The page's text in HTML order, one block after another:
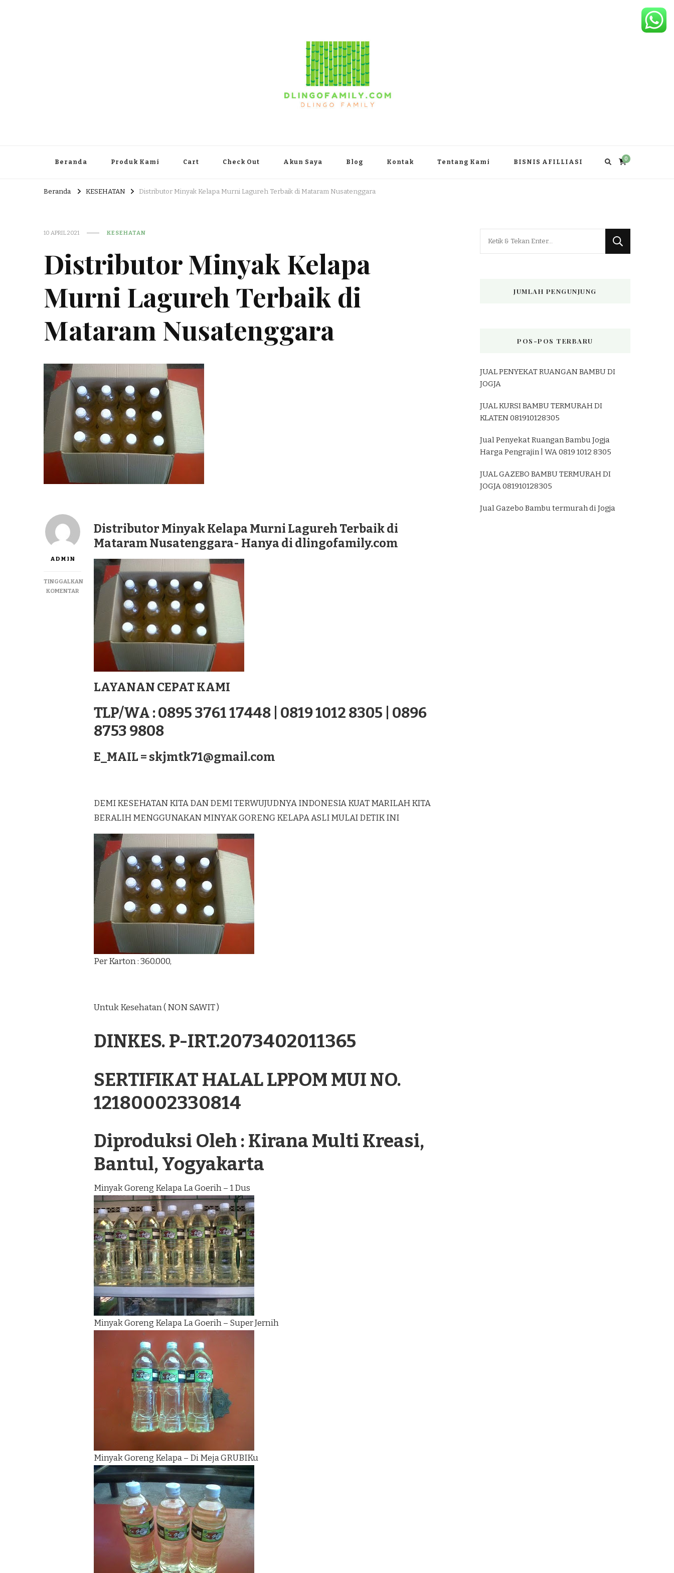
Beranda Produk Kami Cart Check Out Akun Saya Blog Kontak Tentang Kami BISNIS AFILLIASI 0
Beranda KESEHATAN Distributor Minyak Kelapa Murni Lagureh Terbaik di Mataram Nusatenggara
10 APRIL 2021 KESEHATAN
Distributor Minyak Kelapa
Murni Lagureh Terbaik di
Mataram Nusatenggara
ADMIN
TINGGALKAN
KOMENTARPADA
DISTRIBUTOR
MINYAK
KELAPA
MURNI
Distributor Minyak Kelapa Murni Lagureh Terbaik di
Mataram Nusatenggara- Hanya di dlingofamily.com
LAYANAN CEPAT KAMI
TLP/WA : 0895 3761 17448 | 0819 1012 8305 | 0896
8753 9808
E_MAIL = skjmtk71@gmail.com
DEMI KESEHATAN KITA DAN DEMI TERWUJUDNYA INDONESIA KUAT MARILAH KITA
BERALIH MENGGUNAKAN MINYAK GORENG KELAPA ASLI MULAI DETIK INI
Per Karton : 360.000,
Untuk Kesehatan ( NON SAWIT )
DINKES. P-IRT.2073402011365
SERTIFIKAT HALAL LPPOM MUI NO.
12180002330814
Diproduksi Oleh : Kirana Multi Kreasi,
Bantul, Yogyakarta
Minyak Goreng Kelapa La Goerih – 1 Dus
Minyak Goreng Kelapa La Goerih – Super Jernih
Minyak Goreng Kelapa – Di Meja GRUBIKu
JUMLAH PENGUNJUNG
POS-POS TERBARU
JUAL PENYEKAT RUANGAN BAMBU DI
JOGJA
JUAL KURSI BAMBU TERMURAH DI
KLATEN 081910128305
Jual Penyekat Ruangan Bambu Jogja
Harga Pengrajin | WA 0819 1012 8305
JUAL GAZEBO BAMBU TERMURAH DI
JOGJA 081910128305
Jual Gazebo Bambu termurah di Jogja